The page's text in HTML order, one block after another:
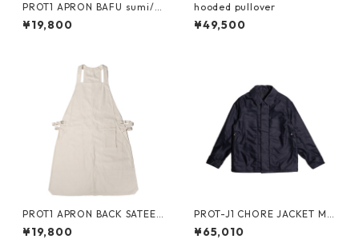
PROT1 APRON BAFU sumi/ o
live/ olive
¥19,800
hooded pullover
¥49,500
PROT1 APRON BACK SATEEN
kinari/kinari/kinari
¥19,800
PROT-J1 CHORE JACKET MO
LESKIN -navy-
¥65,010